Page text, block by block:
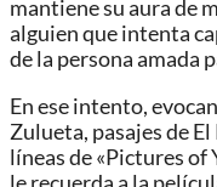
mantiene su aura de
alguien que intenta
de la persona amada
En ese intento,
Zulueta, pasajes de
líneas de «Pictures of